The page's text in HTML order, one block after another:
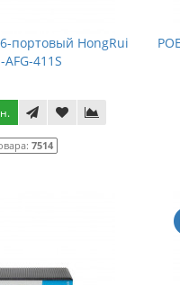
портовый HongRui
AFG-411S
7514